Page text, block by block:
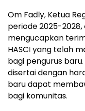
Om Fadly, Ketua
periode 2025-
mengucapkan
HASCI yang telah
bagi pengurus
disertai dengan
baru dapat
bagi komunitas.